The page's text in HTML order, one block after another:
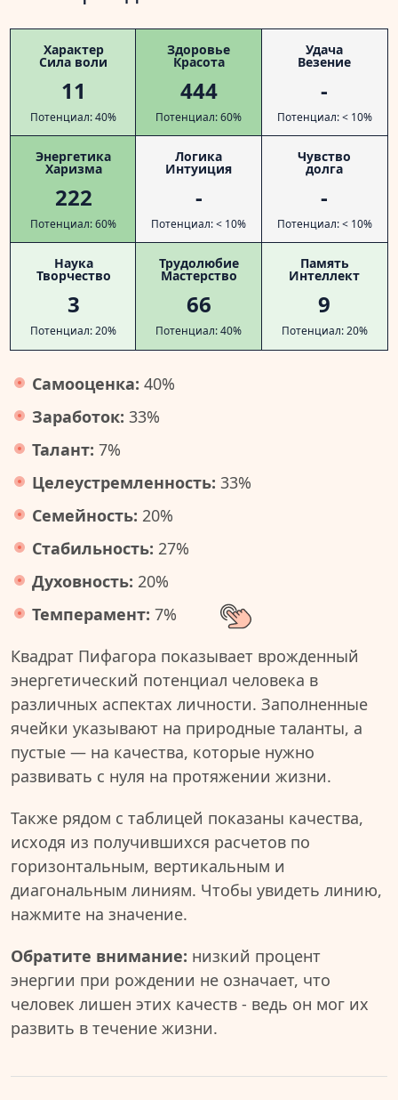
Характер
Сила воли
11
Потенциал: 40%
Здоровье
Красота
444
Потенциал: 60%
Удача
Везение
-
Потенциал: < 10%
Энергетика
Харизма
222
Потенциал: 60%
Логика
Интуиция
-
Потенциал: < 10%
Чувство
долга
-
Потенциал: < 10%
Наука
Творчество
3
Потенциал: 20%
Трудолюбие
Мастерство
66
Потенциал: 40%
Память
Интеллект
9
Потенциал: 20%
Самооценка: 40%
Заработок: 33%
Талант: 7%
Целеустремленность: 33%
Семейность: 20%
Стабильность: 27%
Духовность: 20%
Темперамент: 7%
Квадрат Пифагора показывает врожденный
энергетический потенциал человека в
различных аспектах личности. Заполненные
ячейки указывают на природные таланты, а
пустые — на качества, которые нужно
развивать с нуля на протяжении жизни.
Также рядом с таблицей показаны качества,
исходя из получившихся расчетов по
горизонтальным, вертикальным и
диагональным линиям. Чтобы увидеть линию,
нажмите на значение.
Обратите внимание: низкий процент
энергии при рождении не означает, что
человек лишен этих качеств - ведь он мог их
развить в течение жизни.